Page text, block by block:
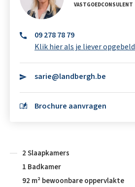
VASTGOEDCONSULENT
09 278 78 79
Klik hier als je liever
sarie@landbergh.be
Brochure aanvragen
2 Slaapkamers
1 Badkamer
92 m² bewoonbare oppervlakte